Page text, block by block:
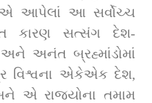
આપેલાં આ સર્વોચ્ચ
કારણ સત્સંગ દેશ-
અને અનંત બ્રહ્માંડોમાં
વિશ્વના એકેએક દેશ,
એ રાજ્યોના તમામ